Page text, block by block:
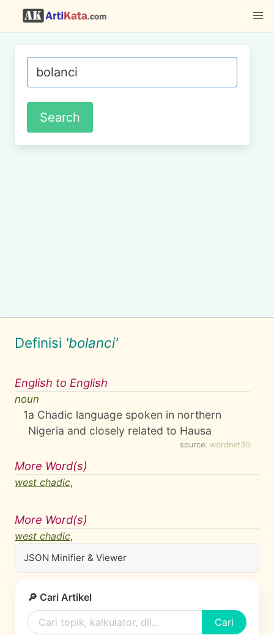
Definisi 'bolanci'
English to English
noun
1a Chadic language spoken in northern
Nigeria and closely related to Hausa
source: wordnet30
More Word(s)
west chadic,
More Word(s)
west chadic,
JSON Minifier & Viewer
🔎 Cari Artikel
Cari